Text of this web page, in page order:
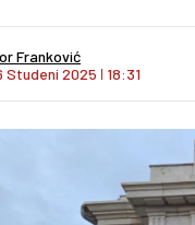
Franković
Studeni 2025 I 18:31